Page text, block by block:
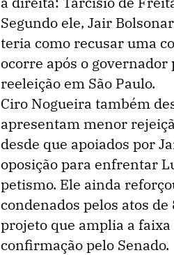
Segundo ele, Jair
teria como recusar uma
ocorre após o
reeleição em São Paulo.
Ciro Nogueira também
apresentam menor
desde que apoiados por
oposição para enfrentar
petismo. Ele ainda
condenados pelos atos
projeto que amplia a
confirmação pelo Senado.